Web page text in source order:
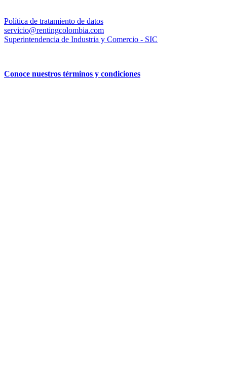
Política de tratamiento de datos
servicio@rentingcolombia.com
Superintendencia de Industria y Comercio - SIC
Conoce nuestros términos y condiciones